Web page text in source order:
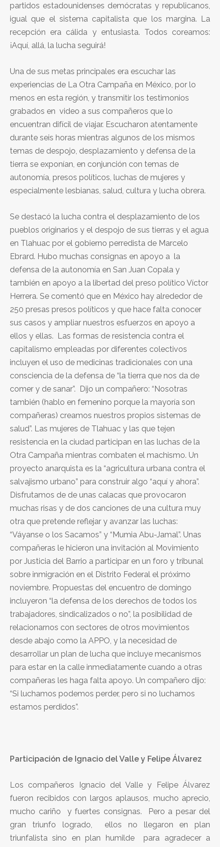
partidos estadounidenses demócratas y republicanos,
igual que el sistema capitalista que los margina. La
recepción era cálida y entusiasta. Todos coreamos:
¡Aquí, allá, la lucha seguirá!
Una de sus metas principales era escuchar las
experiencias de La Otra Campaña en México, por lo
menos en esta región, y transmitir los testimonios
grabados en video a sus compañeros que lo
encuentran difícil de viajar. Escucharon atentamente
durante seis horas mientras algunos de los mismos
temas de despojo, desplazamiento y defensa de la
tierra se exponían, en conjunción con temas de
autonomía, presos políticos, luchas de mujeres y
especialmente lesbianas, salud, cultura y lucha obrera.
Se destacó la lucha contra el desplazamiento de los
pueblos originarios y el despojo de sus tierras y el agua
en Tlahuac por el gobierno perredista de Marcelo
Ebrard. Hubo muchas consignas en apoyo a la
defensa de la autonomía en San Juan Copala y
también en apoyo a la libertad del preso político Víctor
Herrera. Se comentó que en México hay alrededor de
250 presas presos políticos y que hace falta conocer
sus casos y ampliar nuestros esfuerzos en apoyo a
ellos y ellas. Las formas de resistencia contra el
capitalismo empleadas por diferentes colectivos
incluyen el uso de medicinas tradicionales con una
consciencia de la defensa de “la tierra que nos da de
comer y de sanar”. Dijo un compañero: “Nosotras
también (hablo en femenino porque la mayoría son
compañeras) creamos nuestros propios sistemas de
salud”. Las mujeres de Tlahuac y las que tejen
resistencia en la ciudad participan en las luchas de la
Otra Campaña mientras combaten el machismo. Un
proyecto anarquista es la “agricultura urbana contra el
salvajismo urbano” para construir algo “aquí y ahora”.
Disfrutamos de de unas calacas que provocaron
muchas risas y de dos canciones de una cultura muy
otra que pretende reflejar y avanzar las luchas:
“Váyanse o los Sacamos” y “Mumia Abu-Jamal”. Unas
compañeras le hicieron una invitación al Movimiento
por Justicia del Barrio a participar en un foro y tribunal
sobre inmigración en el Distrito Federal el próximo
noviembre. Propuestas del encuentro de domingo
incluyeron “la defensa de los derechos de todos los
trabajadores, sindicalizados o no”, la posibilidad de
relacionarnos con sectores de otros movimientos
desde abajo como la APPO, y la necesidad de
desarrollar un plan de lucha que incluye mecanismos
para estar en la calle inmediatamente cuando a otras
compañeras les haga falta apoyo. Un compañero dijo:
“Si luchamos podemos perder, pero si no luchamos
estamos perdidos”.
Participación de Ignacio del Valle y Felipe Álvarez
Los compañeros Ignacio del Valle y Felipe Álvarez
fueron recibidos con largos aplausos, mucho aprecio,
mucho cariño y fuertes consignas. Pero a pesar del
gran triunfo logrado, ellos no llegaron en plan
triunfalista sino en plan humilde para agradecer a